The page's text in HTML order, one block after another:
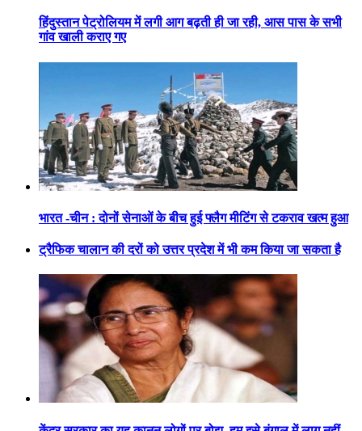
हिंदुस्तान पेट्रोलियम में लगी आग बढ़ती ही जा रही, आस पास के सभी
गांव खाली कराए गए
भारत -चीन : दोनों सेनाओं के बीच हुई फ्लैग मीटिंग से टकराव खत्म हुआ
ट्रैफिक चालान की दरों को उत्तर प्रदेश में भी कम किया जा सकता है